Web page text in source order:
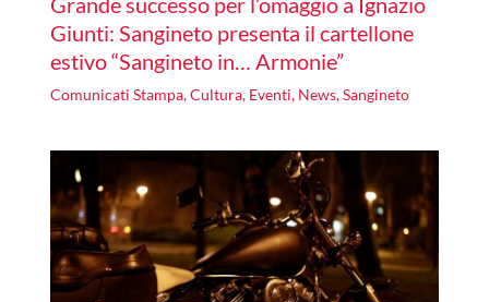
Giunti: Sangineto presenta il cartellone
estivo “Sangineto in… Armonie”
Comunicati Stampa,Cultura, Eventi, News,Sangineto